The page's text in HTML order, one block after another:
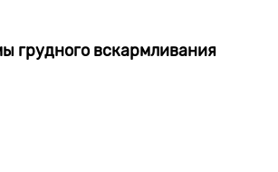
грудного вскармливания